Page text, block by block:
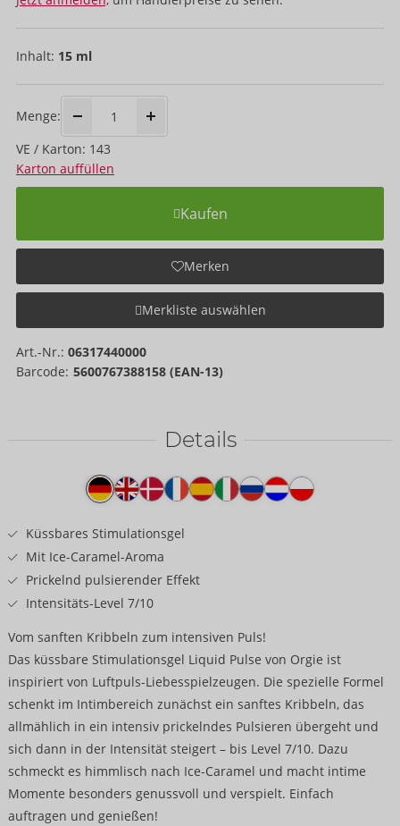
Inhalt: 15 ml
Menge:
VE / Karton: 143
Karton auffüllen
Kaufen
Merken
Merkliste auswählen
Art.-Nr.: 06317440000
Barcode: 5600767388158 (EAN-13)
Details
Produkttext
Küssbares Stimulationsgel
Mit Ice-Caramel-Aroma
Prickelnd pulsierender Effekt
Intensitäts-Level 7/10
Vom sanften Kribbeln zum intensiven Puls!
Das küssbare Stimulationsgel Liquid Pulse von Orgie ist
inspiriert von Luftpuls-Liebesspielzeugen. Die spezielle Formel
schenkt im Intimbereich zunächst ein sanftes Kribbeln, das
allmählich in ein intensiv prickelndes Pulsieren übergeht und
sich dann in der Intensität steigert – bis Level 7/10. Dazu
schmeckt es himmlisch nach Ice-Caramel und macht intime
Momente besonders genussvoll und verspielt. Einfach
auftragen und genießen!